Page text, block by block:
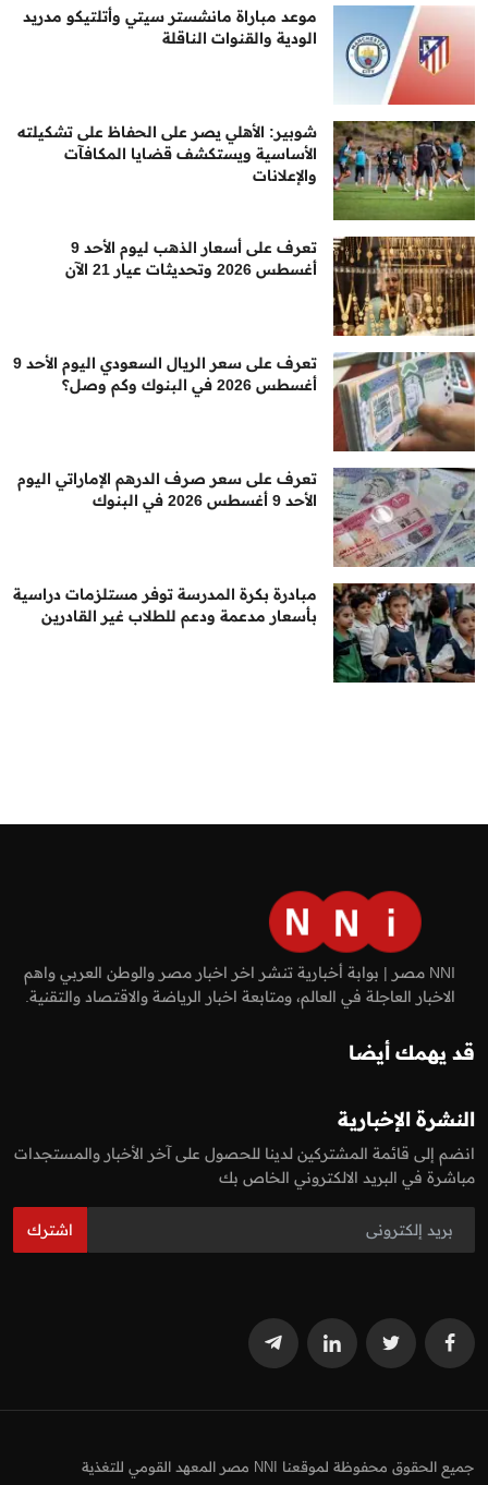
موعد مباراة مانشستر سيتي وأتلتيكو مدريد
الودية والقنوات الناقلة
شوبير: الأهلي يصر على الحفاظ على تشكيلته
الأساسية ويستكشف قضايا المكافآت
والإعلانات
تعرف على أسعار الذهب ليوم الأحد 9
أغسطس 2026 وتحديثات عيار 21 الآن
تعرف على سعر الريال السعودي اليوم الأحد 9
أغسطس 2026 في البنوك وكم وصل؟
تعرف على سعر صرف الدرهم الإماراتي اليوم
الأحد 9 أغسطس 2026 في البنوك
مبادرة بكرة المدرسة توفر مستلزمات دراسية
بأسعار مدعمة ودعم للطلاب غير القادرين
NNI مصر | بوابة أخبارية تنشر اخر اخبار مصر والوطن العربي واهم
الاخبار العاجلة في العالم، ومتابعة اخبار الرياضة والاقتصاد والتقنية.
قد يهمك أيضا
النشرة الإخبارية
انضم إلى قائمة المشتركين لدينا للحصول على آخر الأخبار والمستجدات
مباشرة في البريد الالكتروني الخاص بك
اشترك
جميع الحقوق محفوظة لموقعنا NNI مصر المعهد القومي للتغذية